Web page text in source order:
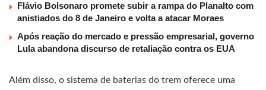
Flávio Bolsonaro promete subir a rampa do Planalto com
anistiados do 8 de Janeiro e volta a atacar Moraes
Após reação do mercado e pressão empresarial, governo
Lula abandona discurso de retaliação contra os EUA
Além disso, o sistema de baterias do trem oferece uma